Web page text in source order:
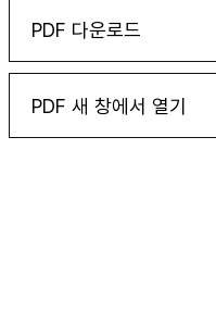
PDF 다운로드
PDF 새 창에서 열기